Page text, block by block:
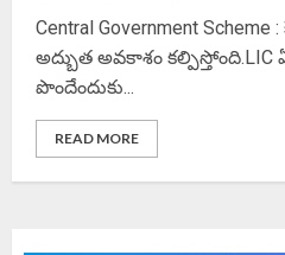
Central Government Scheme
అద్బుత అవకాశం
పొందేందుకు...
READ MORE